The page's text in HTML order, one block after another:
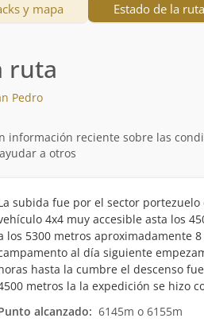
y mapa Estado de la ruta
ruta
Pedro
información reciente sobre las
a otros
subida fue por el sector
4x4 muy accesible asta los
los 5300 metros aproximadamente
al día siguiente
hasta la cumbre el descenso
metros la la expedición se hizo
alcanzado: 6145m o 6155m